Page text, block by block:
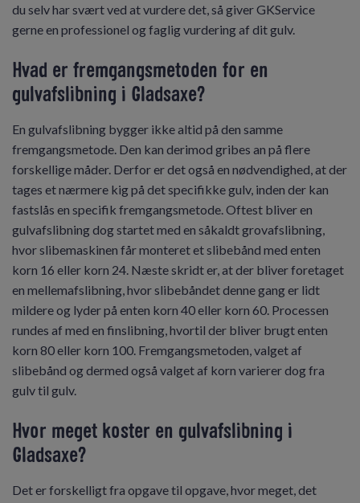
du selv har svært ved at vurdere det, så giver GKService
gerne en professionel og faglig vurdering af dit gulv.
Hvad er fremgangsmetoden for en
gulvafslibning i Gladsaxe?
En gulvafslibning bygger ikke altid på den samme
fremgangsmetode. Den kan derimod gribes an på flere
forskellige måder. Derfor er det også en nødvendighed, at der
tages et nærmere kig på det specifikke gulv, inden der kan
fastslås en specifik fremgangsmetode. Oftest bliver en
gulvafslibning dog startet med en såkaldt grovafslibning,
hvor slibemaskinen får monteret et slibebånd med enten
korn 16 eller korn 24. Næste skridt er, at der bliver foretaget
en mellemafslibning, hvor slibebåndet denne gang er lidt
mildere og lyder på enten korn 40 eller korn 60. Processen
rundes af med en finslibning, hvortil der bliver brugt enten
korn 80 eller korn 100. Fremgangsmetoden, valget af
slibebånd og dermed også valget af korn varierer dog fra
gulv til gulv.
Hvor meget koster en gulvafslibning i
Gladsaxe?
Det er forskelligt fra opgave til opgave, hvor meget, det